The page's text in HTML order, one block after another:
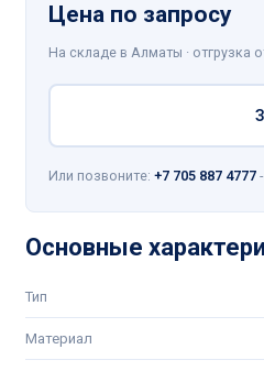
Цена по запросу
На складе в Алматы · отгрузка
Или позвоните: +7 705 887 4777
Основные
Тип
Материал